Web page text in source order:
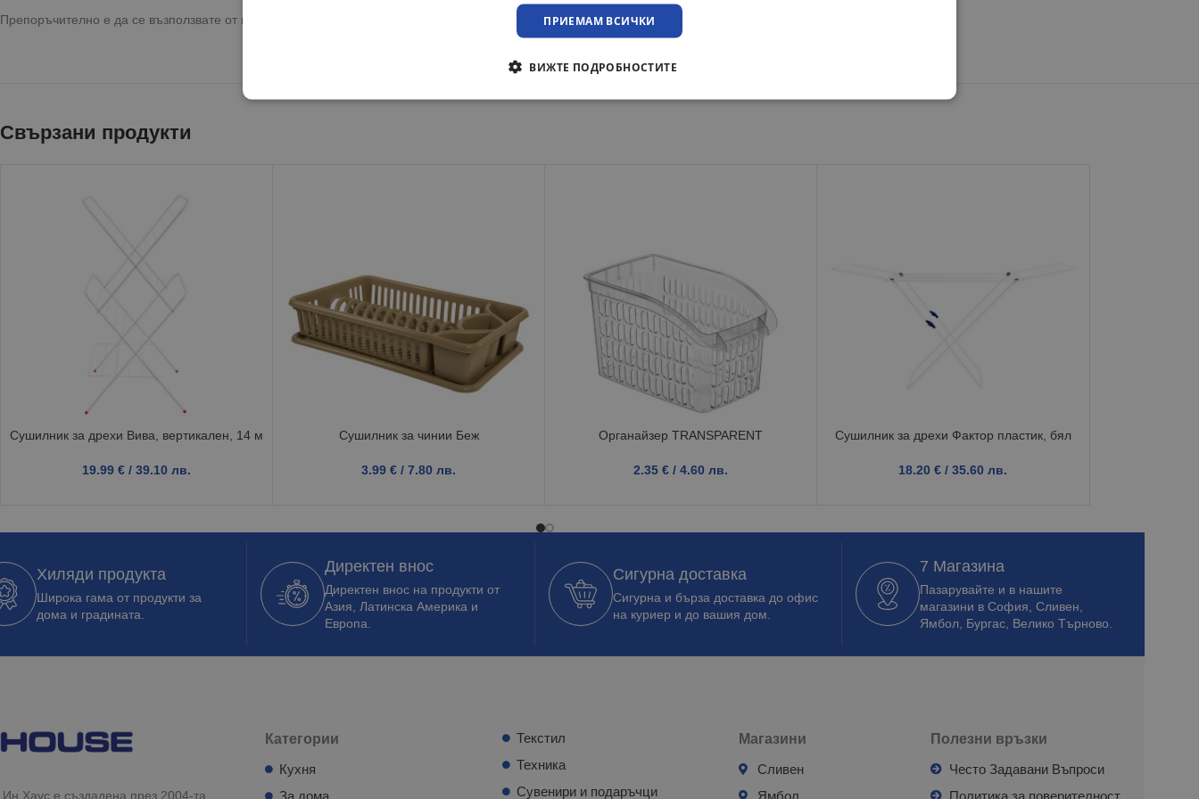
Препоръчително е да се възползвате от предоставената опция за преглед при освобождаване на пратката.
Свързани продукти
Сушилник за дрехи Вива, вертикален, 14 м
19.99 € / 39.10 лв.
Сушилник за чинии Беж
3.99 € / 7.80 лв.
Органайзер TRANSPARENT
2.35 € / 4.60 лв.
Сушилник за дрехи Фактор пластик, бял
18.20 € / 35.60 лв.
Хиляди продукта
Широка гама от продукти за
дома и градината.
Директен внос
Директен внос на продукти от
Азия, Латинска Америка и
Европа.
Сигурна доставка
Сигурна и бърза доставка до офис
на куриер и до вашия дом.
7 Магазина
Пазарувайте и в нашите
магазини в София, Сливен,
Ямбол, Бургас, Велико Търново.
Хаус е създадена през 2004-та
Категории
Кухня
За дома
Текстил
Техника
Сувенири и подаръчци
Магазини
Сливен
Ямбол
Полезни връзки
Често Задавани Въпроси
Политика за поверителност
ПРИЕМАМ ВСИЧКИ
ВИЖТЕ ПОДРОБНОСТИТЕ